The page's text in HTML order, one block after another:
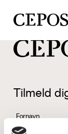
CEPOS logo
Tilmeld
Fornavn